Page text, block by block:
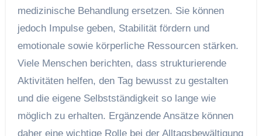
medizinische Behandlung ersetzen. Sie können
jedoch Impulse geben, Stabilität fördern und
emotionale sowie körperliche Ressourcen stärken.
Viele Menschen berichten, dass strukturierende
Aktivitäten helfen, den Tag bewusst zu gestalten
und die eigene Selbstständigkeit so lange wie
möglich zu erhalten. Ergänzende Ansätze können
daher eine wichtige Rolle bei der Alltagsbewältigung